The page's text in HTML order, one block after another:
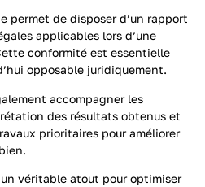
permet de disposer d’un rapport
applicables lors d’une
conformité est essentielle
opposable juridiquement.
accompagner les
des résultats obtenus et
prioritaires pour améliorer
véritable atout pour optimiser